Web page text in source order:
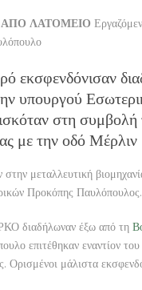
ΑΠΟ ΛΑΤΟΜΕΙΟ
εκσφενδόνισαν
υπουργού
στη
με την οδό Μέρλιν
στην μεταλλευτική
Προκόπης Παυλόπουλος.
διαδήλωναν έξω από τη
επιτέθηκαν εναντίον
Ορισμένοι μάλιστα